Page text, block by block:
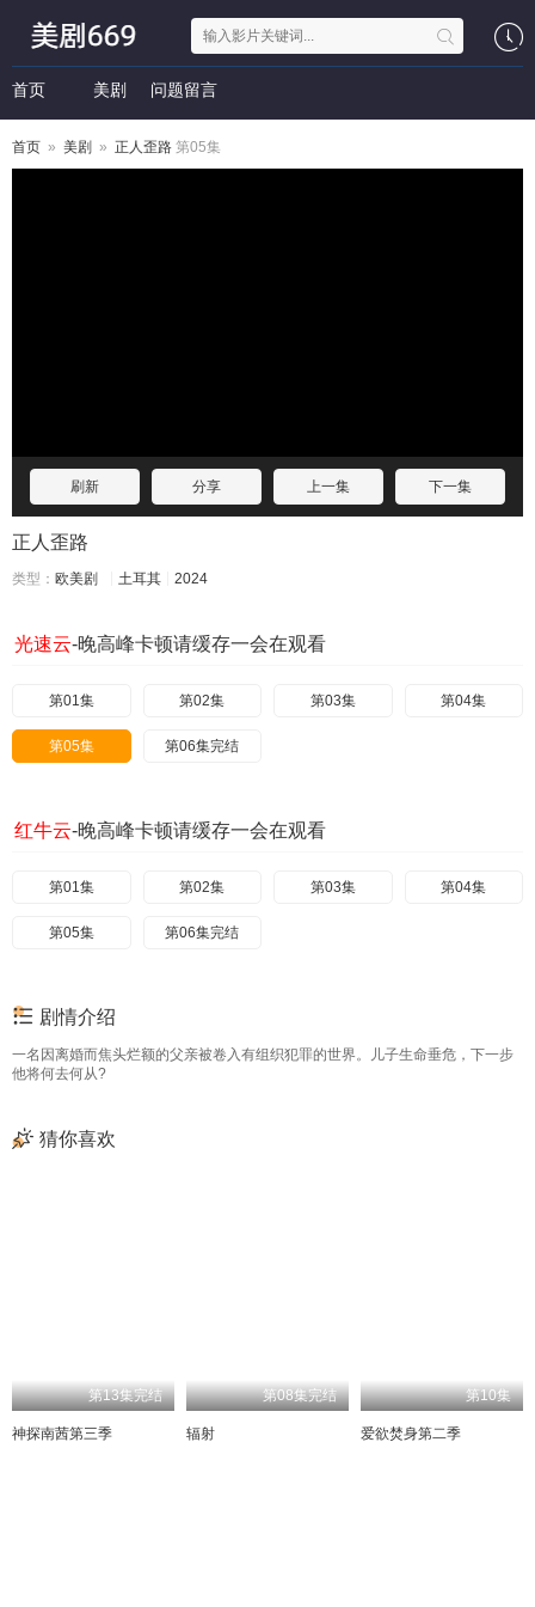
首页 美剧 问题留言
首页 » 美剧 » 正人歪路 第05集
刷新 分享 上一集 下一集
正人歪路
类型： 欧美剧 土耳其 2024
光速云-晚高峰卡顿请缓存一会在观看
第01集 第02集 第03集 第04集
第05集 第06集完结
红牛云-晚高峰卡顿请缓存一会在观看
第01集 第02集 第03集 第04集
第05集 第06集完结
剧情介绍
一名因离婚而焦头烂额的父亲被卷入有组织犯罪的世界。儿子生命垂危，下一步
他将何去何从?
猜你喜欢
第13集完结
神探南茜第三季
第08集完结
辐射
第10集
爱欲焚身第二季